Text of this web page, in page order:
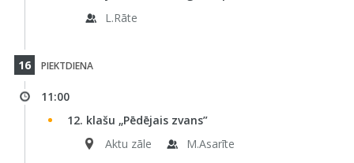
L.Rāte
16 PIEKTDIENA
11:00
12. klašu „Pēdējais zvans”
Aktu zāle
M.Asarīte